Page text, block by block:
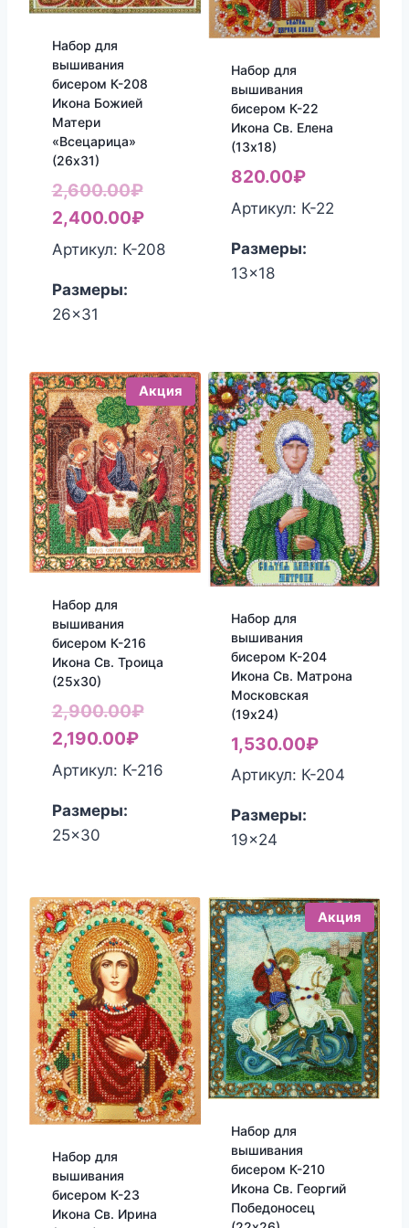
Набор для
вышивания
бисером К-208
Икона Божией
Матери
«Всецарица»
(26х31)
2,600.00₽Первоначальная
цена
составляла
2,600.00₽.
2,400.00₽Текущая
цена:
2,400.00₽.
Артикул: К-208
Размеры:
26x31
Набор для
вышивания
бисером К-22
Икона Св. Елена
(13х18)
820.00₽
Артикул: К-22
Размеры:
13x18
Акция
Набор для
вышивания
бисером К-216
Икона Св. Троица
(25х30)
2,900.00₽Первоначальная
составляла
2,190.00₽Текущая
цена:
Артикул: К-216
Размеры:
25x30
Набор для
вышивания
бисером К-204
Икона Св. Матрона
Московская
(19х24)
1,530.00₽
Артикул: К-204
Размеры:
19x24
Набор для
вышивания
бисером К-23
Икона Св. Ирина
Акция
Набор для
вышивания
бисером К-210
Икона Св. Георгий
Победоносец